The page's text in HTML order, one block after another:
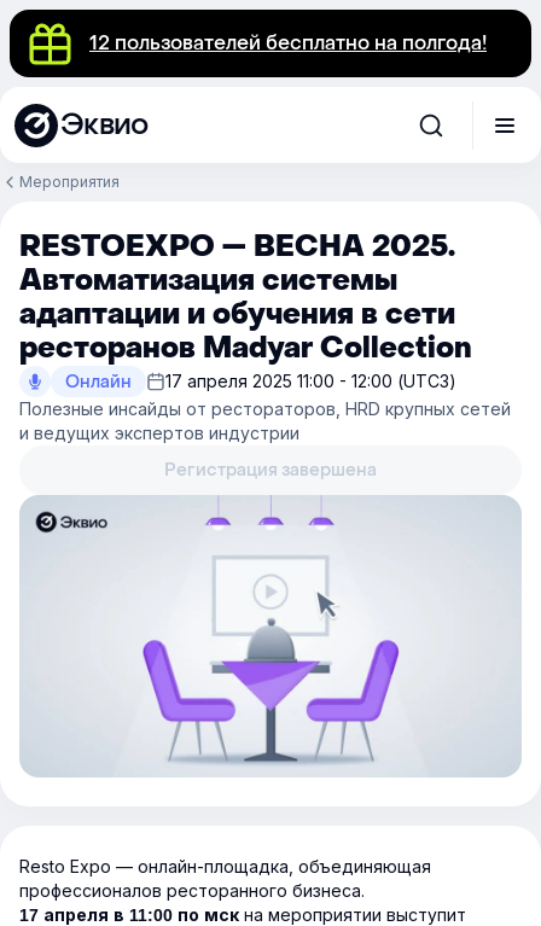
12 пользователей бесплатно на полгода!
Эквио
Мероприятия
RESTOEXPO — ВЕСНА 2025.
Автоматизация системы
адаптации и обучения в сети
ресторанов Madyar Collection
Онлайн
17 апреля 2025 11:00 - 12:00 (UTC3)
Полезные инсайды от рестораторов, HRD крупных сетей
и ведущих экспертов индустрии
Регистрация завершена
Resto Expo — онлайн-площадка, объединяющая
профессионалов ресторанного бизнеса.
17 апреля в 11:00 по мск на мероприятии выступит